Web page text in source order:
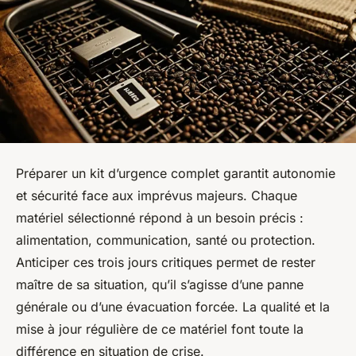
Préparer un kit d’urgence complet garantit autonomie
et sécurité face aux imprévus majeurs. Chaque
matériel sélectionné répond à un besoin précis :
alimentation, communication, santé ou protection.
Anticiper ces trois jours critiques permet de rester
maître de sa situation, qu’il s’agisse d’une panne
générale ou d’une évacuation forcée. La qualité et la
mise à jour régulière de ce matériel font toute la
différence en situation de crise.